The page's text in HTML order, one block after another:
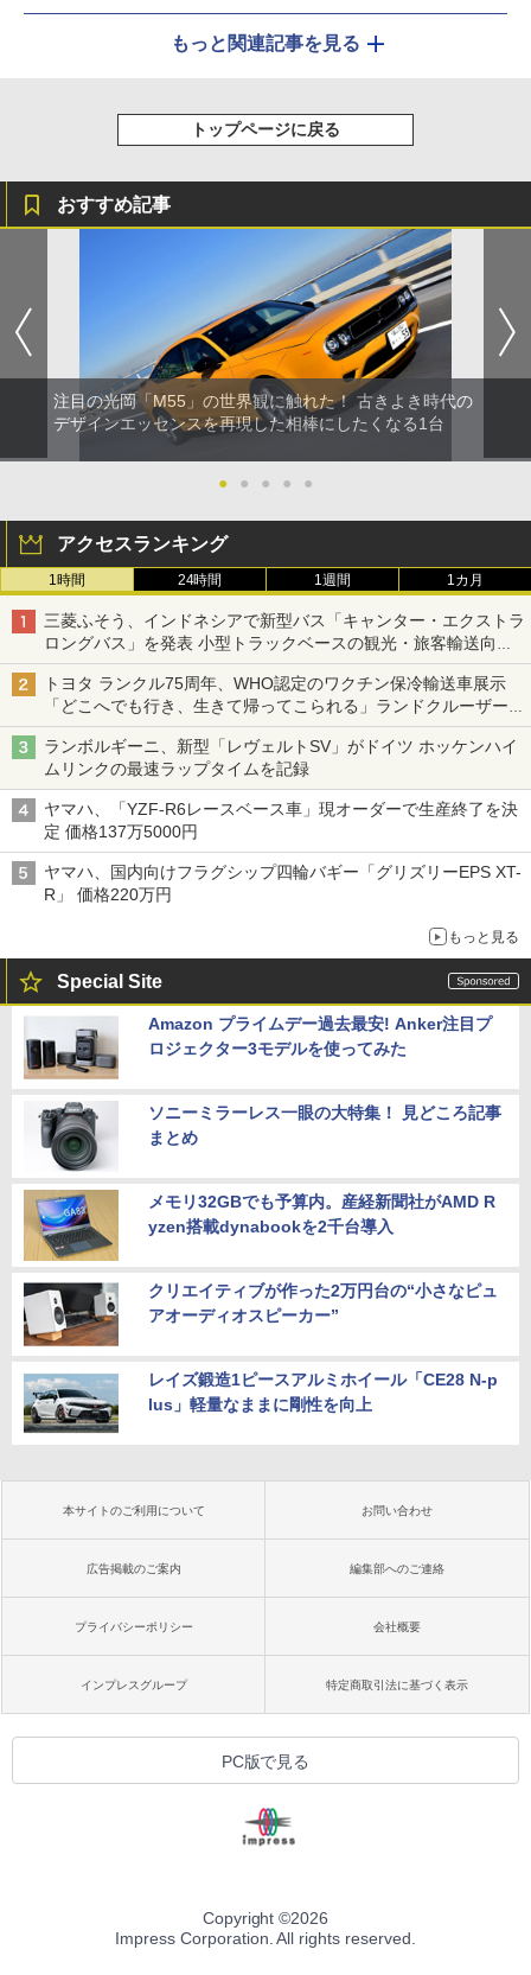
もっと関連記事を見る
トップページに戻る
おすすめ記事
注目の光岡「M55」の世界観に触れた！ 古きよき時代の
デザインエッセンスを再現した相棒にしたくなる1台
● ● ● ● ●
アクセスランキング
1時間 24時間 1週間 1カ月
三菱ふそう、インドネシアで新型バス「キャンター・エクストラ
ロングバス」を発表 小型トラックベースの観光・旅客輸送向け
バス
トヨタ ランクル75周年、WHO認定のワクチン保冷輸送車展示
「どこへでも行き、生きて帰ってこられる」ランドクルーザーで
命をつなぐ
ランボルギーニ、新型「レヴェルトSV」がドイツ ホッケンハイ
ムリンクの最速ラップタイムを記録
ヤマハ、「YZF-R6レースベース車」現オーダーで生産終了を決
定 価格137万5000円
ヤマハ、国内向けフラグシップ四輪バギー「グリズリーEPS XT-
R」 価格220万円
もっと見る
Special Site
Amazon プライムデー過去最安! Anker注目プ
ロジェクター3モデルを使ってみた
ソニーミラーレス一眼の大特集！ 見どころ記事
まとめ
メモリ32GBでも予算内。産経新聞社がAMD R
yzen搭載dynabookを2千台導入
クリエイティブが作った2万円台の“小さなピュ
アオーディオスピーカー”
レイズ鍛造1ピースアルミホイール「CE28 N-p
lus」軽量なままに剛性を向上
本サイトのご利用について お問い合わせ
広告掲載のご案内 編集部へのご連絡
プライバシーポリシー 会社概要
インプレスグループ 特定商取引法に基づく表示
PC版で見る
Copyright ©2026
Impress Corporation. All rights reserved.